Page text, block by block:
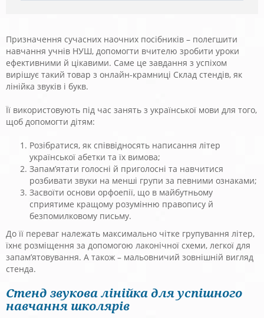
Призначення сучасних наочних посібників – полегшити
навчання учнів НУШ, допомогти вчителю зробити уроки
ефективними й цікавими. Саме це завдання з успіхом
вирішує такий товар з онлайн-крамниці Склад стендів, як
лінійка звуків і букв.
Її використовують під час занять з української мови для того,
щоб допомогти дітям:
Розібратися, як співвідносять написання літер
української абетки та їх вимова;
Запам’ятати голосні й приголосні та навчитися
розбивати звуки на менші групи за певними ознаками;
Засвоїти основи орфоепії, що в майбутньому
сприятиме кращому розумінню правопису й
безпомилковому письму.
До її переваг належать максимально чітке групування літер,
їхнє розміщення за допомогою лаконічної схеми, легкої для
запам’ятовування. А також – мальовничий зовнішній вигляд
стенда.
Стенд звукова лінійка для успішного
навчання школярів